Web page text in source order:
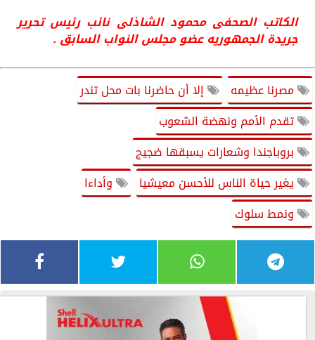
الكاتب الصحفى محمود الشاذلى نائب رئيس تحرير
جريدة الجمهوريه عضو مجلس النواب السابق .
مصرنا عظيمه
إلا أن حاضرنا بات محل تندر
تقدم الأمم ونهضة الشعوب
بروباجندا وشعارات يسبقها ضجيج
يغير حياة الناس للأحسن معيشيا
وأداءا
ونمط سلوك